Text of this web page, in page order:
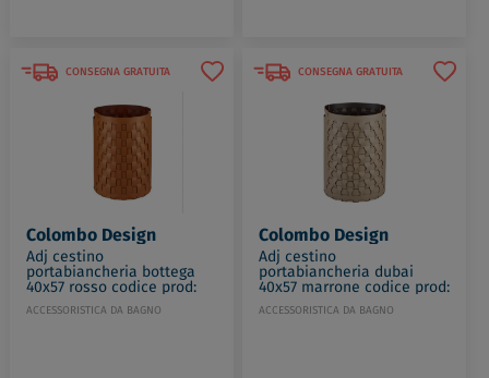
CONSEGNA GRATUITA
Colombo Design
Adj cestino
portabiancheria bottega
40x57 rosso codice prod:
BADJ1057-0930
ACCESSORISTICA DA BAGNO
CONSEGNA GRATUITA
Colombo Design
Adj cestino
portabiancheria dubai
40x57 marrone codice prod:
BADJ2057-0406
ACCESSORISTICA DA BAGNO